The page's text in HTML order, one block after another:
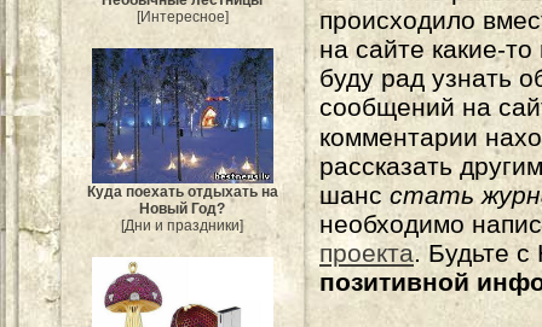
[Интересное]
Куда поехать отдыхать на
Новый Год?
[Дни и праздники]
происходило
на сайте какие-
буду рад узнать
сообщений на
комментарии
рассказать
шанс стать
необходимо
проекта. Будьте
позитивной